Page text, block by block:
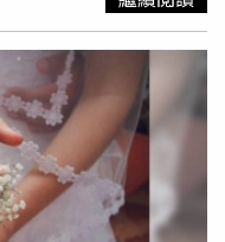
含他的夢想。」她補充
我做了一本剪貼簿，裡
有一件我從型錄上挑選
們交往9年半之後，
學校。別擔心，我都替
疑，自己的存在毫無意
「狂野之夢」（2014
，粉絲們還翻出泰勒